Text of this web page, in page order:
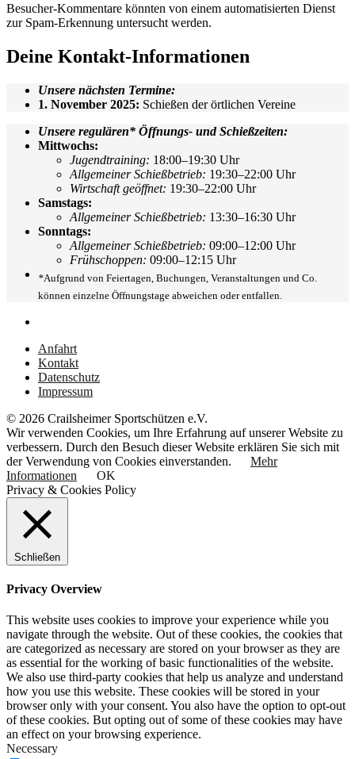
Besucher-Kommentare könnten von einem automatisierten Dienst
zur Spam-Erkennung untersucht werden.
Deine Kontakt-Informationen
Unsere nächsten Termine:
1. November 2025: Schießen der örtlichen Vereine
Unsere regulären* Öffnungs- und Schießzeiten:
Mittwochs:
Jugendtraining: 18:00–19:30 Uhr
Allgemeiner Schießbetrieb: 19:30–22:00 Uhr
Wirtschaft geöffnet: 19:30–22:00 Uhr
Samstags:
Allgemeiner Schießbetrieb: 13:30–16:30 Uhr
Sonntags:
Allgemeiner Schießbetrieb: 09:00–12:00 Uhr
Frühschoppen: 09:00–12:15 Uhr
*Aufgrund von Feiertagen, Buchungen, Veranstaltungen und Co.
können einzelne Öffnungstage abweichen oder entfallen.
Anfahrt
Kontakt
Datenschutz
Impressum
© 2026 Crailsheimer Sportschützen e.V.
Wir verwenden Cookies, um Ihre Erfahrung auf unserer Website zu
verbessern. Durch den Besuch dieser Website erklären Sie sich mit
der Verwendung von Cookies einverstanden.
Mehr
Informationen
OK
Privacy & Cookies Policy
Schließen
Privacy Overview
This website uses cookies to improve your experience while you
navigate through the website. Out of these cookies, the cookies that
are categorized as necessary are stored on your browser as they are
as essential for the working of basic functionalities of the website.
We also use third-party cookies that help us analyze and understand
how you use this website. These cookies will be stored in your
browser only with your consent. You also have the option to opt-out
of these cookies. But opting out of some of these cookies may have
an effect on your browsing experience.
Necessary